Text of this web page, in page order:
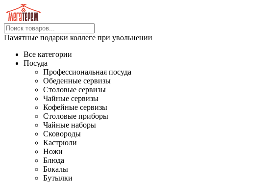
Памятные подарки коллеге при увольнении
Все категории
Посуда
Профессиональная посуда
Обеденные сервизы
Столовые сервизы
Чайные сервизы
Кофейные сервизы
Столовые приборы
Чайные наборы
Сковороды
Кастрюли
Ножи
Блюда
Бокалы
Бутылки